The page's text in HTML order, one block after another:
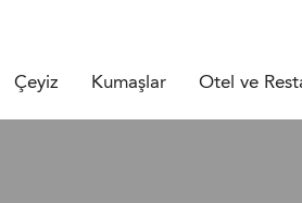
Çeyiz Kumaşlar Otel ve